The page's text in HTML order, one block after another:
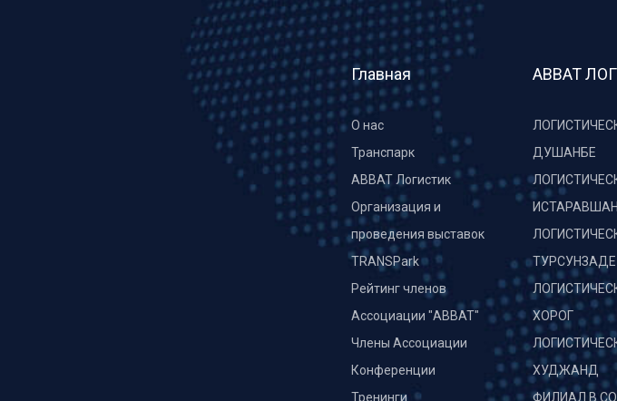
Главная
О нас
Транспарк
ABBAT Логистик
Организация и
проведения выставок
TRANSPark
Рейтинг членов
Ассоциации "АВВАТ"
Члены Ассоциации
Конференции
Тренинги
АВВАТ
ДУШАНБЕ
ИСТАРАВШАН
ТУРСУНЗАДЕ
ХОРОГ
ХУДЖАНД
ФИЛИАЛ В